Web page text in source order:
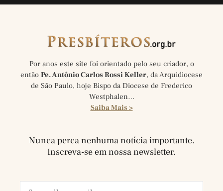
Por anos este site foi orientado pelo seu criador, o
então Pe. Antônio Carlos Rossi Keller, da Arquidiocese
de São Paulo, hoje Bispo da Diocese de Frederico
Westphalen…
Saiba Mais >
Nunca perca nenhuma notícia importante.
Inscreva-se em nossa newsletter.